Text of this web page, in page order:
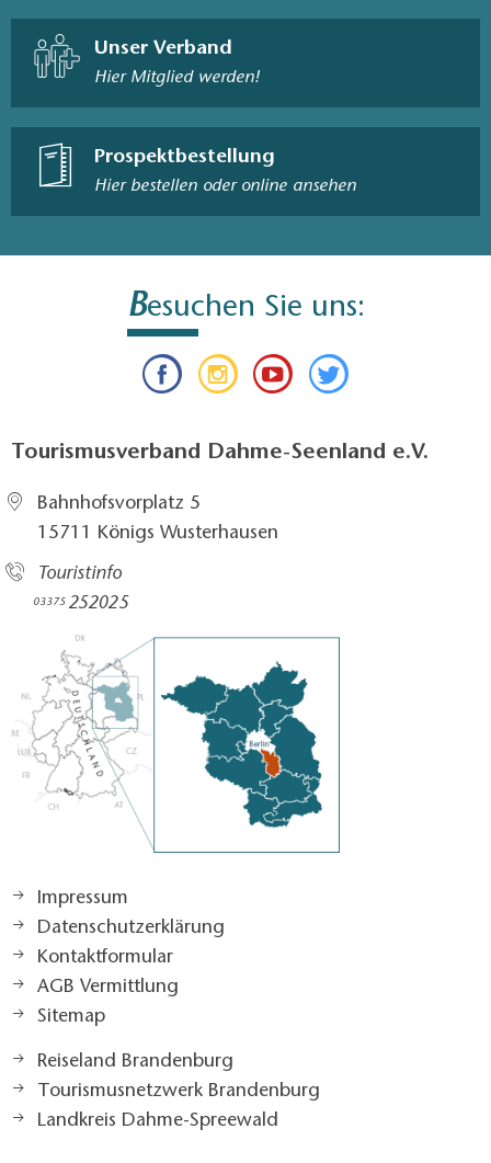
Unser Verband
Hier Mitglied werden!
Prospektbestellung
Hier bestellen oder online ansehen
Besuchen Sie uns:
Tourismusverband Dahme-Seenland e.V.
Bahnhofsvorplatz 5​
15711 Königs Wusterhausen
Touristinfo
03375252025​
Impressum
Datenschutzerklärung
Kontaktformular
AGB Vermittlung
Sitemap
Reiseland Brandenburg
Tourismusnetzwerk Brandenburg
Landkreis Dahme-Spreewald